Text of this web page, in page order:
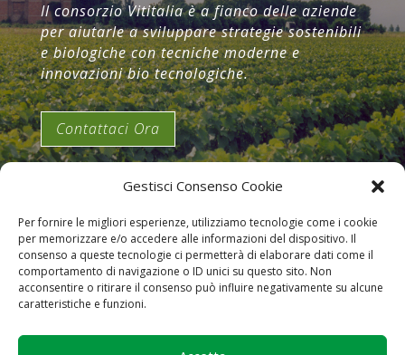
Gestisci Consenso Cookie
Per fornire le migliori esperienze, utilizziamo tecnologie come i cookie
per memorizzare e/o accedere alle informazioni del dispositivo. Il
consenso a queste tecnologie ci permetterà di elaborare dati come il
comportamento di navigazione o ID unici su questo sito. Non
acconsentire o ritirare il consenso può influire negativamente su alcune
caratteristiche e funzioni.
Il consorzio Vititalia è a fianco delle aziende
per aiutarle a sviluppare strategie sostenibili
e biologiche con tecniche moderne e
innovazioni bio tecnologiche.
Contattaci Ora